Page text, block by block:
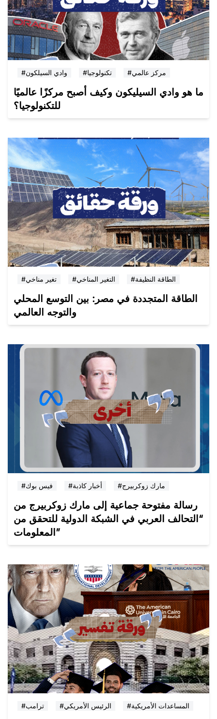
#وادي السيلكون #تكنولوجيا #مركز عالمي
ما هو وادي السيليكون وكيف أصبح مركزًا عالميًا
للتكنولوجيا؟
#تغير مناخي #التغير المناخي #الطاقة النظيفة
الطاقة المتجددة في مصر: بين التوسع المحلي
والتوجه العالمي
#فيس بوك #أخبار كاذبة #مارك زوكربيرج
رسالة مفتوحة جماعية إلى مارك زوكربيرج من
“التحالف العربي في الشبكة الدولية للتحقق من
المعلومات”
#ترامب #الرئيس الأمريكي #المساعدات الأمريكية